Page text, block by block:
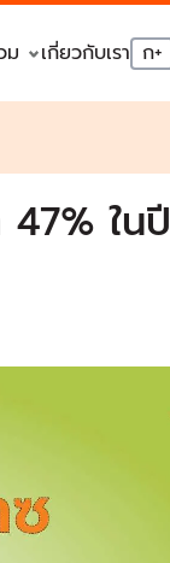
ม เกี่ยวกับเรา ก+
ในปี